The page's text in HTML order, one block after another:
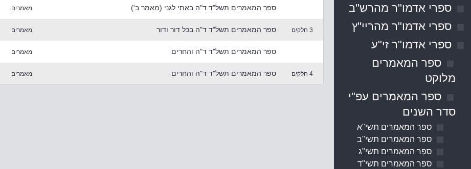
ספרי אדמו"ר מהרש"ב
ספרי אדמו"ר מהריי"ץ
ספרי אדמו"ר זי"ע
ספר המאמרים
מלוקט
ספר המאמרים עפ"י
סדר השנים
ספר המאמרים תשי"א
ספר המאמרים תשי"ב
ספר המאמרים תשי"ג
ספר המאמרים תשי"ד
ספר המאמרים תשל"ד ד"ה באתי לגני (מאמר ב') מאמרים
3 חלקים ספר המאמרים תשל"ד ד"ה בכל דור ודור מאמרים
ספר המאמרים תשל"ד ד"ה והחרים מאמרים
4 חלקים ספר המאמרים תשל"ד ד"ה והחרים מאמרים